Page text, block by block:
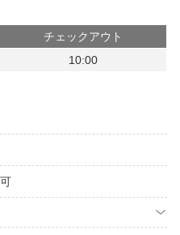
チェックアウト
10:00